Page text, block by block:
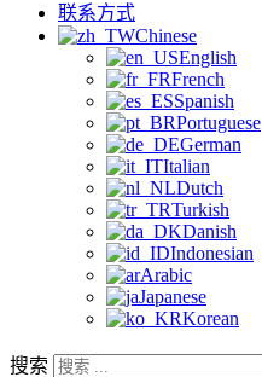
联系方式
Chinese
English
French
Spanish
Portuguese
German
Italian
Dutch
Turkish
Danish
Indonesian
Arabic
Japanese
Korean
搜索